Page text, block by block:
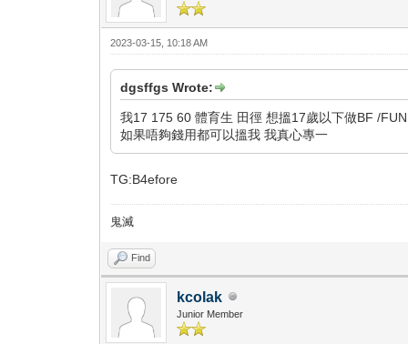
2023-03-15, 10:18 AM
dgsffgs Wrote:
我17 175 60 體育生 田徑 想搵17歲以下做BF /
如果唔夠錢用都可以搵我 我真心專一
TG:B4efore
鬼滅
Find
kcolak
Junior Member